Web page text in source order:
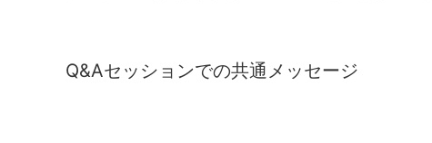
Q&Aセッションでの共通メッセージ